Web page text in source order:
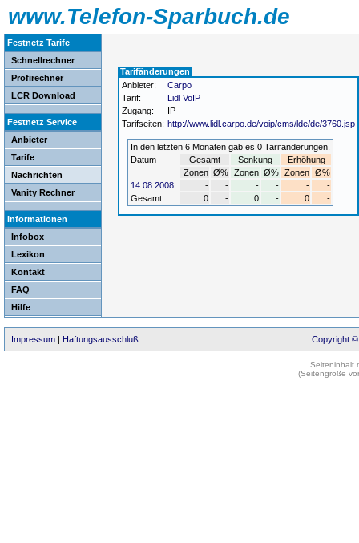
www.Telefon-Sparbuch.de
Festnetz Tarife
Schnellrechner
Profirechner
LCR Download
Festnetz Service
Anbieter
Tarife
Nachrichten
Vanity Rechner
Informationen
Infobox
Lexikon
Kontakt
FAQ
Hilfe
Tarifänderungen
Anbieter:
Carpo
Tarif:
Lidl VoIP
Zugang:
IP
Tarifseiten: http://www.lidl.carpo.de/voip/cms/lde/de/3760.jsp
In den letzten 6 Monaten gab es 0 Tarifänderungen.
Datum
Gesamt Senkung
Erhöhung
Zonen Ø% Zonen Ø% Zonen Ø%
14.08.2008
- - - - -
-
Gesamt:
0 - 0 - 0 -
Impressum | Haftungsausschluß Copyright ©
Seiteninhalt
(Seitengröße